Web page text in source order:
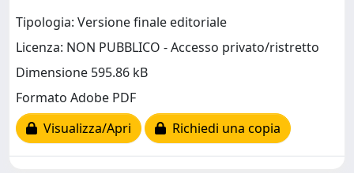
Tipologia: Versione finale editoriale
Licenza: NON PUBBLICO - Accesso privato/ristretto
Dimensione 595.86 kB
Formato Adobe PDF
Visualizza/Apri
Richiedi una copia